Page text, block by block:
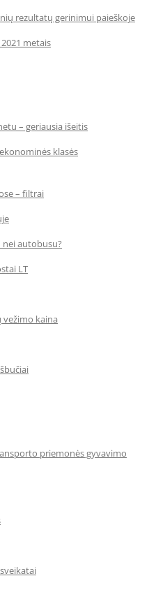
rezultatų gerinimui paieškoje
metais
– geriausia išeitis
klasės
– filtrai
autobusu?
LT
kaina
priemonės gyvavimo